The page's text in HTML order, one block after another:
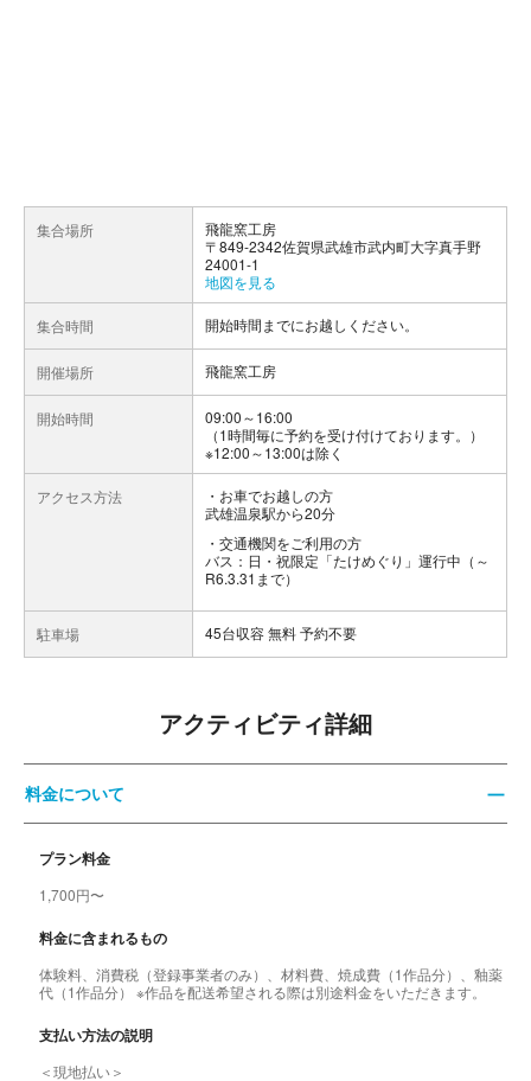
集合場所
飛龍窯工房
〒849-2342佐賀県武雄市武内町大字真手野
24001-1
地図を見る
集合時間 開始時間までにお越しください。
開催場所 飛龍窯工房
開始時間
09:00～16:00
（1時間毎に予約を受け付けております。）
※12:00～13:00は除く
アクセス方法
お車でお越しの方
武雄温泉駅から20分
交通機関をご利用の方
バス：日・祝限定「たけめぐり」運行中（～
R6.3.31まで）
駐車場 45台収容 無料 予約不要
アクティビティ詳細
料金について
プラン料金
1,700円〜
料金に含まれるもの
体験料、消費税（登録事業者のみ）、材料費、焼成費（1作品分）、釉薬
代（1作品分） ※作品を配送希望される際は別途料金をいただきます。
支払い方法の説明
＜現地払い＞